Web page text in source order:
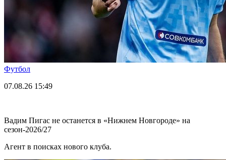
Футбол
07.08.26 15:49
Вадим Пигас не останется в «Нижнем Новгороде» на
сезон-2026/27
Агент в поисках нового клуба.